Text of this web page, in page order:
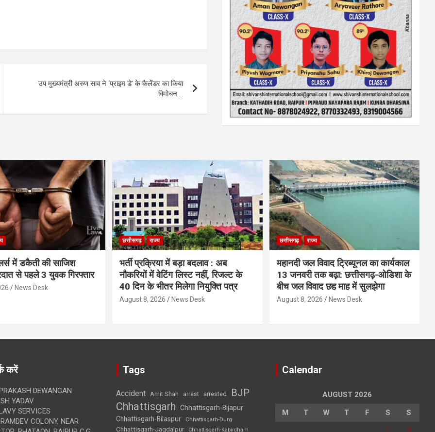
उप मुख्यमंत्री अरुण साव ने ‘प्राइम डे’ के कैलेंडर का किया
विमोचन….
में डकैती की साजिश
से पहले 3 युवक गिरफ्तार
News Desk
छत्तीसगढ़ राज्य
भर्ती प्रक्रिया में बड़ा बदलाव : अब
नौकरियों में वेटिंग लिस्ट नहीं, रिजल्ट के
40 दिन के भीतर मिलेगा नियुक्ति पत्र
August 8, 2026 News Desk
छत्तीसगढ़ राज्य
महानदी जल विवाद ट्रिब्यूनल का कार्यकाल
13 जनवरी तक बढ़ा: छत्तीसगढ़-ओडिशा के
बीच जल विवाद छह माह में सुलझेगा
August 8, 2026 News Desk
करें
DEWANGAN
YADAV
SERVICES
COLONY, NEAR
Tags
Accident Amit Shah arrest arrested BJP
Chhattisgarh
Chhattisgarh-Bijapur
Chhattisgarh-Bilaspur
Chhattisgarh-Durg
Chhattisgarh-Jagdalpur Chhattisgarh-Kabirdham
Calendar
AUGUST 2026
M T W T F S S